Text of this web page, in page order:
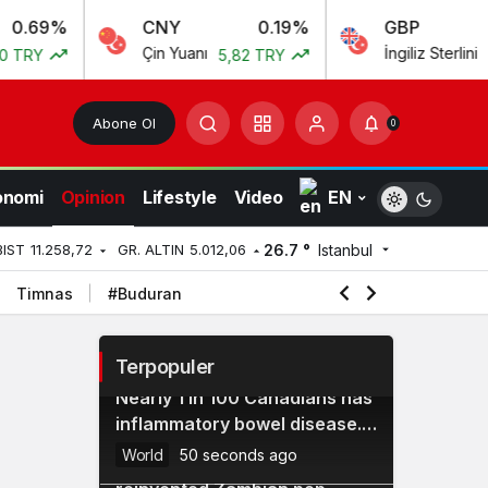
CNY
Çin Yuanı 5,82 TRY
GBP
İngiliz Sterlini 55,54
Abone Ol 0
Opinion Lifestyle Video EN
11.258,72 GR. ALTIN 5.012,06 26.7 ° Istanbul
Timnas #Buduran
Terpopuler
Nearly 1 in 100 Canadians has
inflammatory bowel disease.
Too many believe it rules out
World 50 seconds ago
2
Zed Beats: how home studios